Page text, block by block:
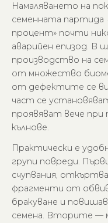
Намаляването на
семенната партида
процент» почти
аварийен епизод. В
производство на
от множество
от дефектите се
част се
проявяват вече при
кълнове.
Практически е
групи повреди.
счупвания,
фрагменти от
бракуване и
семена. Вторите —